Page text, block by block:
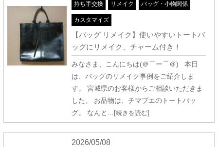
持ち手交換 リメイク バッグ・小物関係
カスタマイズ
【バッグ リメイク】使いやすいトートバ
ッグにリメイク、チャーム付き！
みなさま、こんにちは(＠⌒ー⌒＠) 本日
は、バッグのリメイク事例をご紹介しま
す。 宮城県のお客様からご相談いただきま
した。 お品物は、チマブエのトートバッ
グ。 なんと …[続きを読む]
2026/05/08